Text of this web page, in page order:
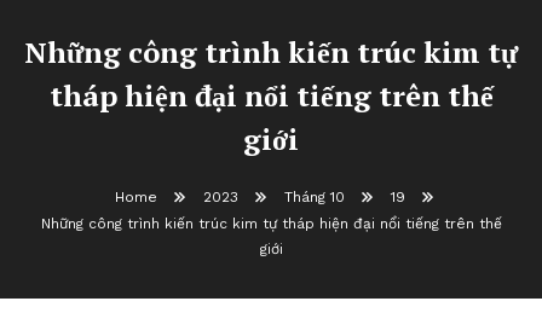
Những công trình kiến trúc kim tự
tháp hiện đại nổi tiếng trên thế
giới
Home 2023 Tháng 10
19
Những công trình kiến trúc kim tự tháp hiện đại nổi tiếng trên thế
giới